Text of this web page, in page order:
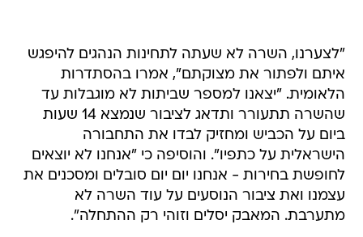
"לצערנו, השרה לא שעתה לתחינות הנהגים להיפגש
איתם ולפתור את מצוקתם", אמרו בהסתדרות
הלאומית. "יצאנו למספר שביתות לא מוגבלות עד
שהשרה תתעורר ותדאג לציבור שנמצא 14 שעות
ביום על הכביש ומחזיק לבדו את התחבורה
הישראלית על כתפיו". והוסיפה כי "אנחנו לא יוצאים
לחופשת בחירות - אנחנו יום יום סובלים ומסכנים את
עצמנו ואת ציבור הנוסעים על עוד השרה לא
מתערבת. המאבק יסלים וזוהי רק ההתחלה".